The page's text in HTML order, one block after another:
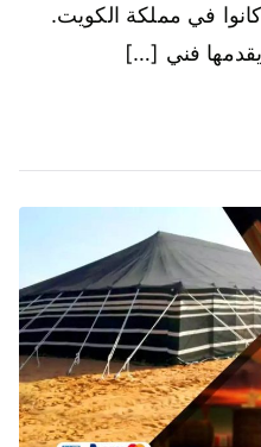
كانوا في مملكة الكويت.
فني […]